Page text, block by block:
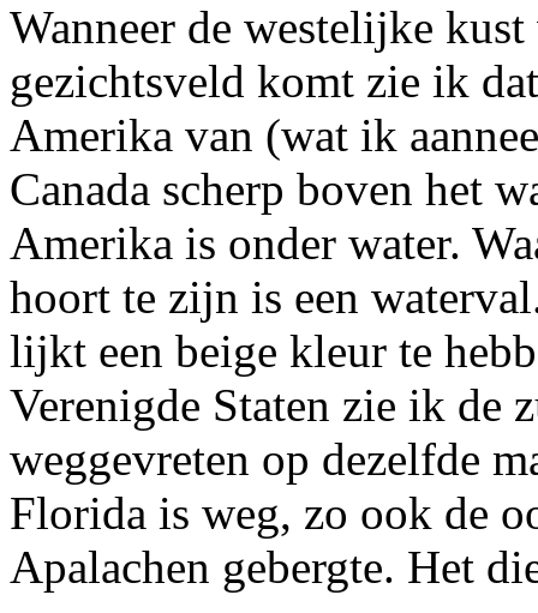
Wanneer de westelijke
gezichtsveld komt zie ik
Amerika van (wat ik
Canada scherp boven het
Amerika is onder water.
hoort te zijn is een
lijkt een beige kleur te
Verenigde Staten zie ik de
weggevreten op dezelfde
Florida is weg, zo ook de
Apalachen gebergte. Het